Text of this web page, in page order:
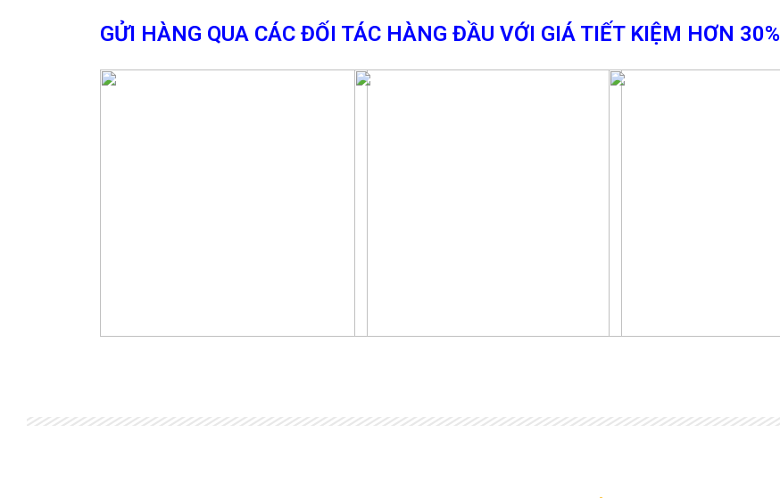
GỬI HÀNG QUA CÁC ĐỐI TÁC HÀNG ĐẦU VỚI GIÁ TIẾT KIỆM HƠN 30%